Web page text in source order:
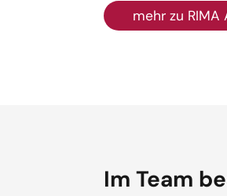
mehr zu RIMA
Im Team